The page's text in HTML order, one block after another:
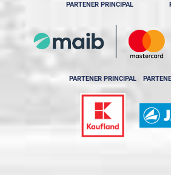
PARTENER PRINCIPAL
PARTENER PRINCIPAL